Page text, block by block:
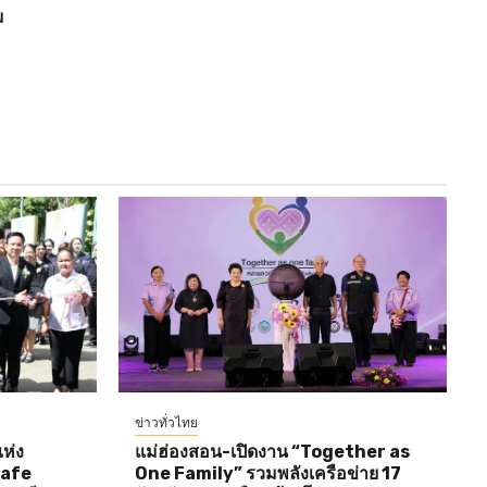
ง
ข่าวทั่วไทย
แม่ฮ่องสอน-เปิดงาน “Together as
One Family” รวมพลังเครือข่าย 17